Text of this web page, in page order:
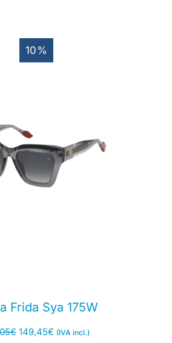
10%
Frida Sya 175W
€ 149,45€ (IVA incl.)